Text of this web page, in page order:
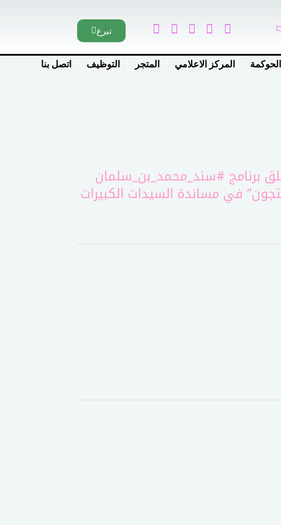
تبرع
الحوكمة المركز الاعلامي المتجر التوظيف اتصل بنا
برنامج #سند_محمد_بن_سلمان
في مساندة السيدات الكبيرات